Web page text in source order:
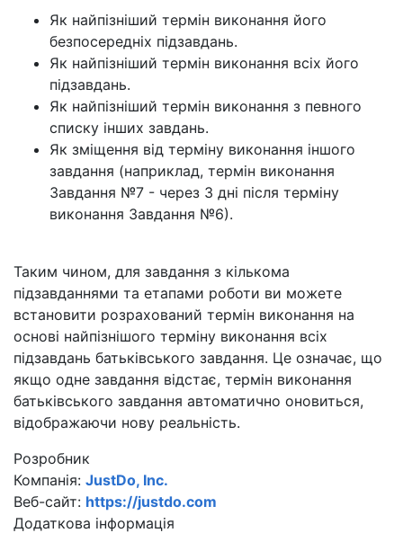
Як найпізніший термін виконання його
безпосередніх підзавдань.
Як найпізніший термін виконання всіх його
підзавдань.
Як найпізніший термін виконання з певного
списку інших завдань.
Як зміщення від терміну виконання іншого
завдання (наприклад, термін виконання
Завдання №7 - через 3 дні після терміну
виконання Завдання №6).
Таким чином, для завдання з кількома
підзавданнями та етапами роботи ви можете
встановити розрахований термін виконання на
основі найпізнішого терміну виконання всіх
підзавдань батьківського завдання. Це означає, що
якщо одне завдання відстає, термін виконання
батьківського завдання автоматично оновиться,
відображаючи нову реальність.
Розробник
Компанія: JustDo, Inc.
Веб-сайт: https://justdo.com
Додаткова інформація